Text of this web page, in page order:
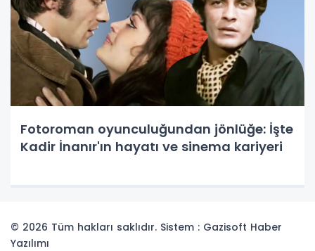
Fotoroman oyunculuğundan jönlüğe: İşte
Kadir İnanır'ın hayatı ve sinema kariyeri
© 2026 Tüm hakları saklıdır. Sistem : Gazisoft Haber
Yazılımı